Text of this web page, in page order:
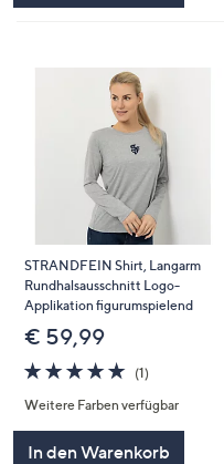
STRANDFEIN Shirt, Langarm
Rundhalsausschnitt Logo-
Applikation figurumspielend
€ 59,99
5.0
von
5
(1)
Weitere Farben verfügbar
In den Warenkorb